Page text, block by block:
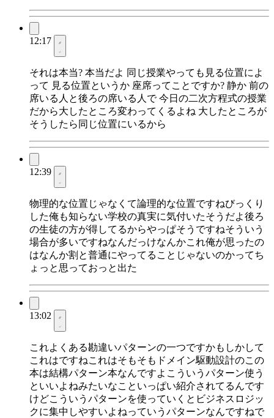
12:17
それは本当? 本当だよ 同じ授業やっても見る位置によ
って 見る位置というか 座席ってことですか? 静か 前の
席いる人と後ろの席いる人で 今日の二次方程式の授業
だから大したところ変わってくるよね 大したところが
そうしたら同じ位置にいるから
12:39
物理的な位置じゃなくて論理的な位置ですねびっくり
した俺も知らない学校の真実に気付いたそうだよ後ろ
の生徒の方が得してるからやっぱそうですねそういう
場合が多いですねなんだっけなんかこれ俺が思ったの
はなんか割と普通にやってることじゃないのかってち
ょっと思っておっと出た
13:02
これよくある勘違いパターンの一つですかもしかして
これはですねこれはそもそもドメイン駆動設計のこの
本は結構パターン本なんですよこういうパターン使う
といいよねみたいなこといっぱい紹介されてるんです
けどこういうパターンを使っていくとビジネスロジッ
クに集中しやすいよねっていうパターンなんですねで